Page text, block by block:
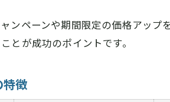
ンペーンや期間限定の価格アッ
とが成功のポイントです。
特徴